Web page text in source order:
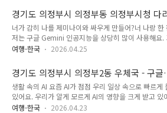
도심권에서는 의정부 경전철을 쉽게 볼 수 있어요. 게다
부 경전철은 배차 간격도 별로 안 길기 때문에 조금만
의정부 경전철이 달리는 모습을 볼 수 있어요. 그래서
한 장소도 많고, 촬영도 상당히 쉬운 편이에요. 촬영할
를 카카오맵, 네이버지도에서 대충 찾은 후 가서 대기하
에 아무 때나 가도 되요. 더욱이 경기도 의정부시는 수
1호선이 있어요. 수도권 ..
경기도 의정부시 의정부동 의정부시청 다
주차장 진입교 & 구글 지도 신규 장소 등
적 오류 경험담
너가 감히 나를 제미나이와 싸우게 만들어?너 나랑 한
저는 구글 Gemini 인공지능을 상당히 많이 사용해요.
끔 격하게 Gemini에게 화를 낼 때가 있어요. 가장 큰 이
이걸 지적하면 제대로 답하는 것이 아니라 더 심한 할루
으로 더 심각한 오답을 내놓기 때문이에요. 이때는 진짜
수 밖에 없어요. 제일 최선의 방법은 이런 증상이 나타
운 세션으로 대화를 하며 작업을 하는 것이지만, 그렇
가 있거든요. 그런데 이런 할루시네이션의 근본 원인 중
여행-한국 2026.04.25
경기도 의정부시 의정부2동 우체국 - 구글
Gemini 할루시네이션과 구글맵 업데이트
상관 관계
생활 속의 AI 요즘 AI가 점점 우리 일상 속으로 빠르게
있어요. 우리가 알게 모르게 AI의 영향을 크게 받고 있
에서 특히 눈에 띄는 것은 바로 구글 Gemini 에요. 구글
여행-한국 2026.04.23